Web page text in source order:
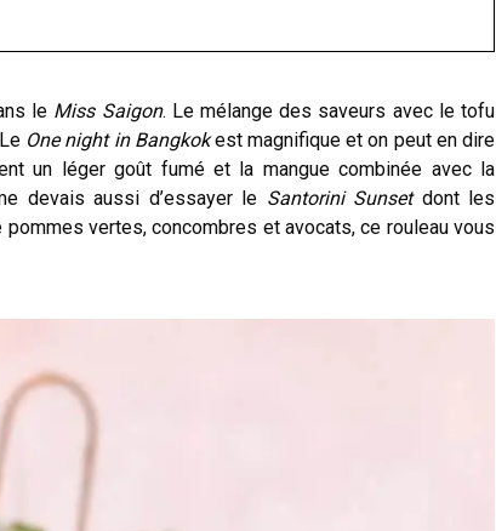
le Miss Saigon. Le mélange des saveurs avec le tofu
One night in Bangkokest magnifique et on peut en dire
un léger goût fumé et la mangue combinée avec la
devais aussi d’essayer le Santorini Sunsetdont les
vertes, concombres et avocats, ce rouleau vous